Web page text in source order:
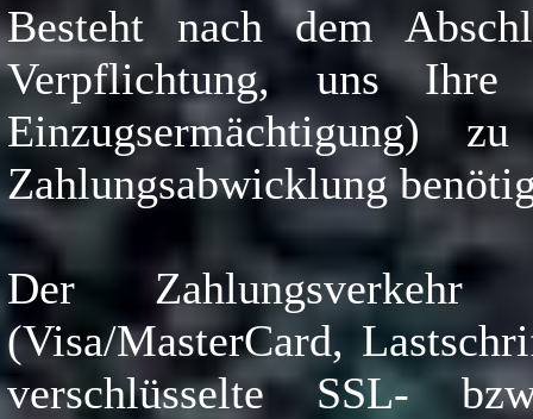
Besteht nach dem
Verpflichtung, uns Ihre
Einzugsermächtigung)
Zahlungsabwicklung
Der
(Visa/MasterCard,
verschlüsselte SSL-